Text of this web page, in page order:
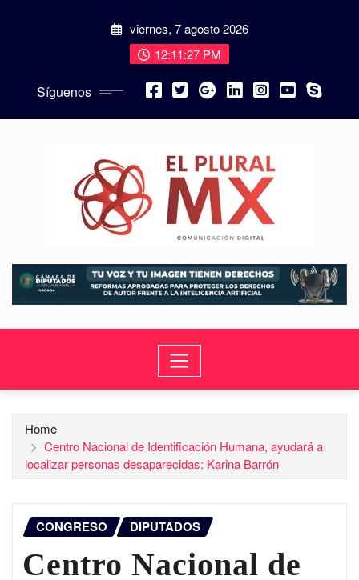
viernes, 7 agosto 2026
12:11:28 PM
Síguenos
Home
Centro Nacional de Identificación Humana, ayudará a
localizar personas desaparecidas: Karina Barrón
CONGRESO DIPUTADOS
Centro Nacional de